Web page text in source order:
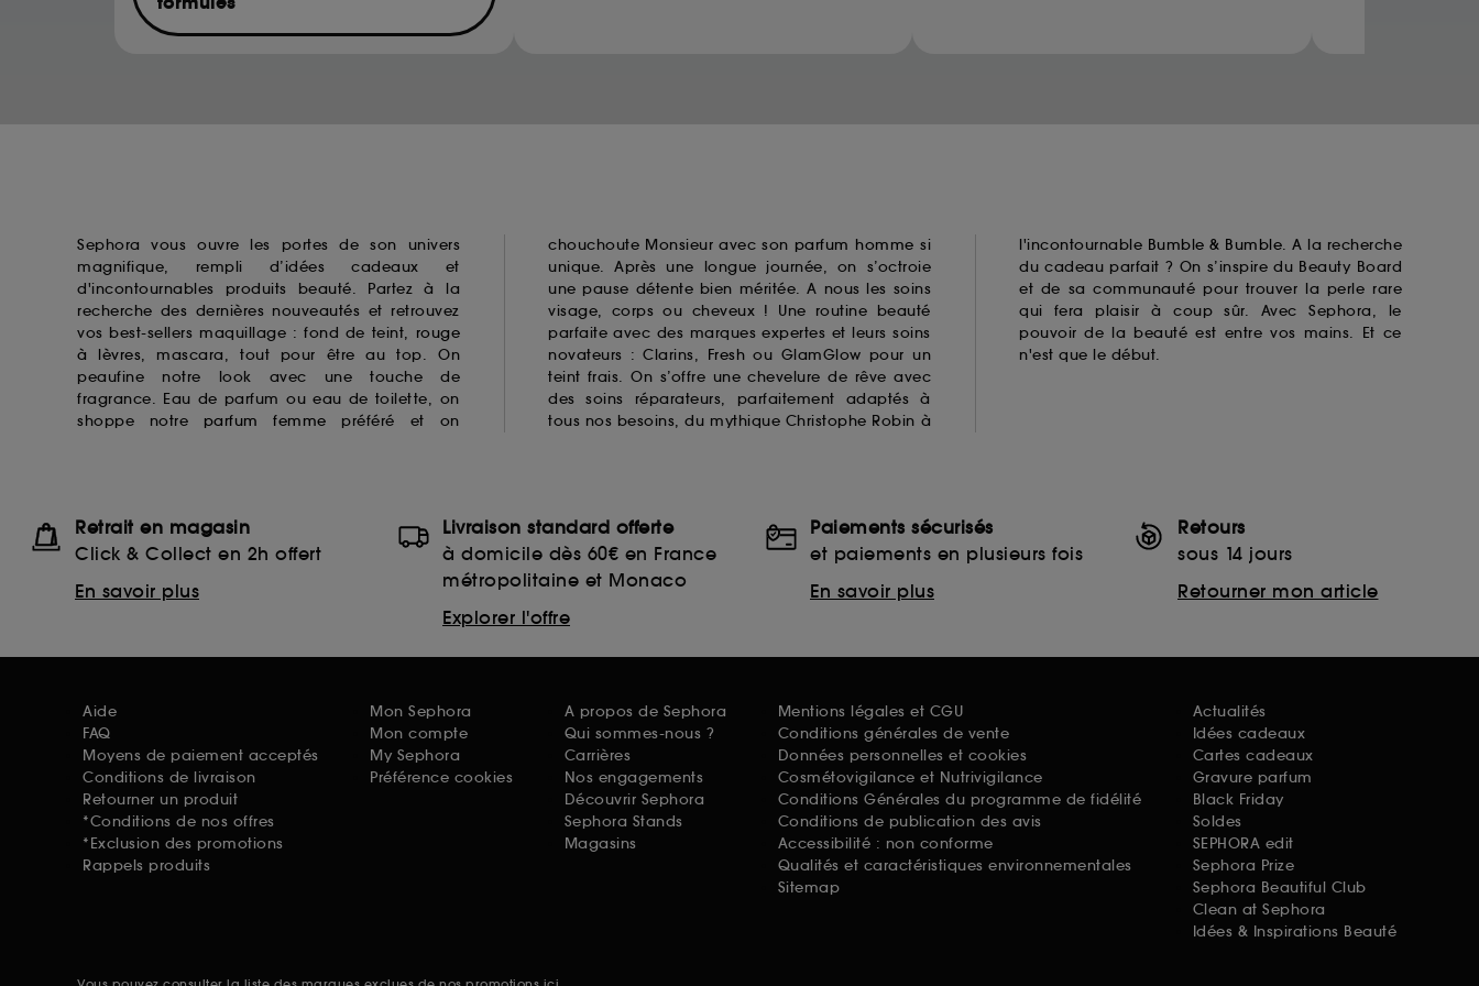
Sephora vous ouvre les portes de son univers
magnifique, rempli d’idées cadeaux et
d'incontournables produits beauté. Partez à la
recherche des dernières nouveautés et retrouvez
vos best-sellers maquillage : fond de teint, rouge
à lèvres, mascara, tout pour être au top. On
peaufine notre look avec une touche de
fragrance. Eau de parfum ou eau de toilette, on
shoppe notre parfum femme préféré et on
chouchoute Monsieur avec son parfum homme si
unique. Après une longue journée, on s’octroie
une pause détente bien méritée. A nous les soins
visage, corps ou cheveux ! Une routine beauté
parfaite avec des marques expertes et leurs soins
novateurs : Clarins, Fresh ou GlamGlow pour un
teint frais. On s’offre une chevelure de rêve avec
des soins réparateurs, parfaitement adaptés à
tous nos besoins, du mythique Christophe Robin à
l'incontournable Bumble & Bumble. A la recherche
du cadeau parfait ? On s’inspire du Beauty Board
et de sa communauté pour trouver la perle rare
qui fera plaisir à coup sûr. Avec Sephora, le
pouvoir de la beauté est entre vos mains. Et ce
n'est que le début.
Retrait en magasin
Click & Collect en 2h offert
En savoir plus
Livraison standard offerte
à domicile dès 60€ en France
métropolitaine et Monaco
Explorer l'offre
Paiements sécurisés
et paiements en plusieurs fois
En savoir plus
Retours
sous 14 jours
Retourner mon article
Aide
FAQ
Moyens de paiement acceptés
Conditions de livraison
Retourner un produit
*Conditions de nos offres
*Exclusion des promotions
Rappels produits
Mon Sephora
Mon compte
My Sephora
Préférence cookies
A propos de Sephora
Qui sommes-nous ?
Carrières
Nos engagements
Découvrir Sephora
Sephora Stands
Magasins
Mentions légales et CGU
Conditions générales de vente
Données personnelles et cookies
Cosmétovigilance et Nutrivigilance
Conditions Générales du programme de fidélité
Conditions de publication des avis
Accessibilité : non conforme
Qualités et caractéristiques environnementales
Sitemap
Actualités
Idées cadeaux
Cartes cadeaux
Gravure parfum
Black Friday
Soldes
SEPHORA edit
Sephora Prize
Sephora Beautiful Club
Clean at Sephora
Idées & Inspirations Beauté
de votre activité en ligne ou en magasin. Pour refuser tous les cookies, cliques sur "continuer sans accepter". Voous pouvez à tout moment choisir
de retirer votrte consentement. Si vous souhaitez obtenir plus d'information sur les cookies utilisés,